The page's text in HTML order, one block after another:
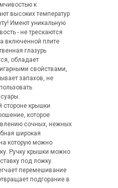
к
высоких температур
Имеют уникальную
- не трескаются
включенной плите
глазурь
обладает
свойствами,
запахов, не
стороне крышки
которое
сочных, нежных
широкая
которую можно
Ручку крышки можно
под ложку.
перемешивание
подгорание в